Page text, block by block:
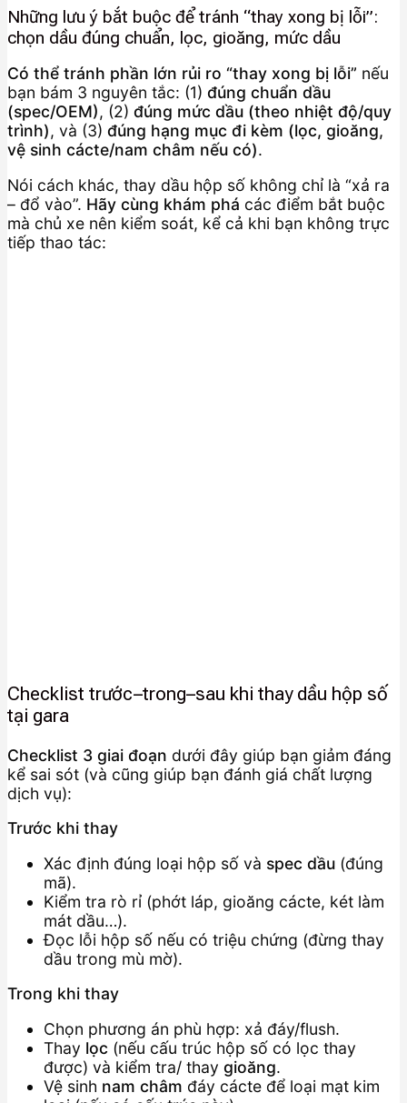
Những lưu ý bắt buộc để tránh “thay xong bị lỗi”:
chọn dầu đúng chuẩn, lọc, gioăng, mức dầu
Có thể tránh phần lớn rủi ro “thay xong bị lỗi” nếu
bạn bám 3 nguyên tắc: (1) đúng chuẩn dầu
(spec/OEM), (2) đúng mức dầu (theo nhiệt độ/quy
trình), và (3) đúng hạng mục đi kèm (lọc, gioăng,
vệ sinh cácte/nam châm nếu có).
Nói cách khác, thay dầu hộp số không chỉ là “xả ra
– đổ vào”. Hãy cùng khám phá các điểm bắt buộc
mà chủ xe nên kiểm soát, kể cả khi bạn không trực
tiếp thao tác:
Checklist trước–trong–sau khi thay dầu hộp số
tại gara
Checklist 3 giai đoạn dưới đây giúp bạn giảm đáng
kể sai sót (và cũng giúp bạn đánh giá chất lượng
dịch vụ):
Trước khi thay
Xác định đúng loại hộp số và spec dầu (đúng
mã).
Kiểm tra rò rỉ (phớt láp, gioăng cácte, két làm
mát dầu…).
Đọc lỗi hộp số nếu có triệu chứng (đừng thay
dầu trong mù mờ).
Trong khi thay
Chọn phương án phù hợp: xả đáy/flush.
Thay lọc (nếu cấu trúc hộp số có lọc thay
được) và kiểm tra/ thay gioăng.
Vệ sinh nam châm đáy cácte để loại mạt kim